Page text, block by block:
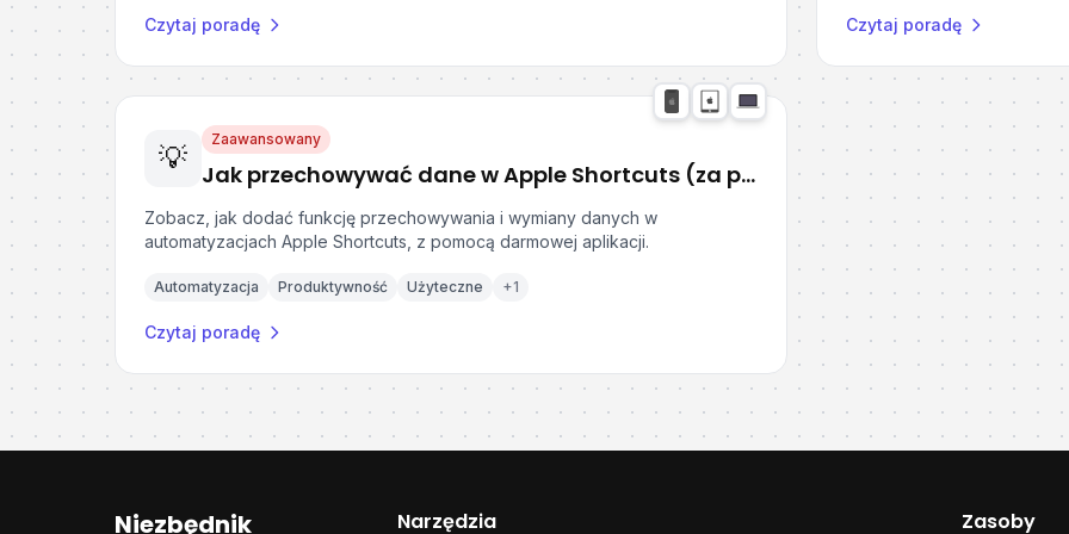
Czytaj poradę Czytaj poradę
💡
Zaawansowany
Jak przechowywać dane w Apple Shortcuts (za pomocą DataJar)
Zobacz, jak dodać funkcję przechowywania i wymiany danych w
automatyzacjach Apple Shortcuts, z pomocą darmowej aplikacji.
Automatyzacja Produktywność Użyteczne +1
Czytaj poradę
Niezbędnik Narzędzia Zasoby